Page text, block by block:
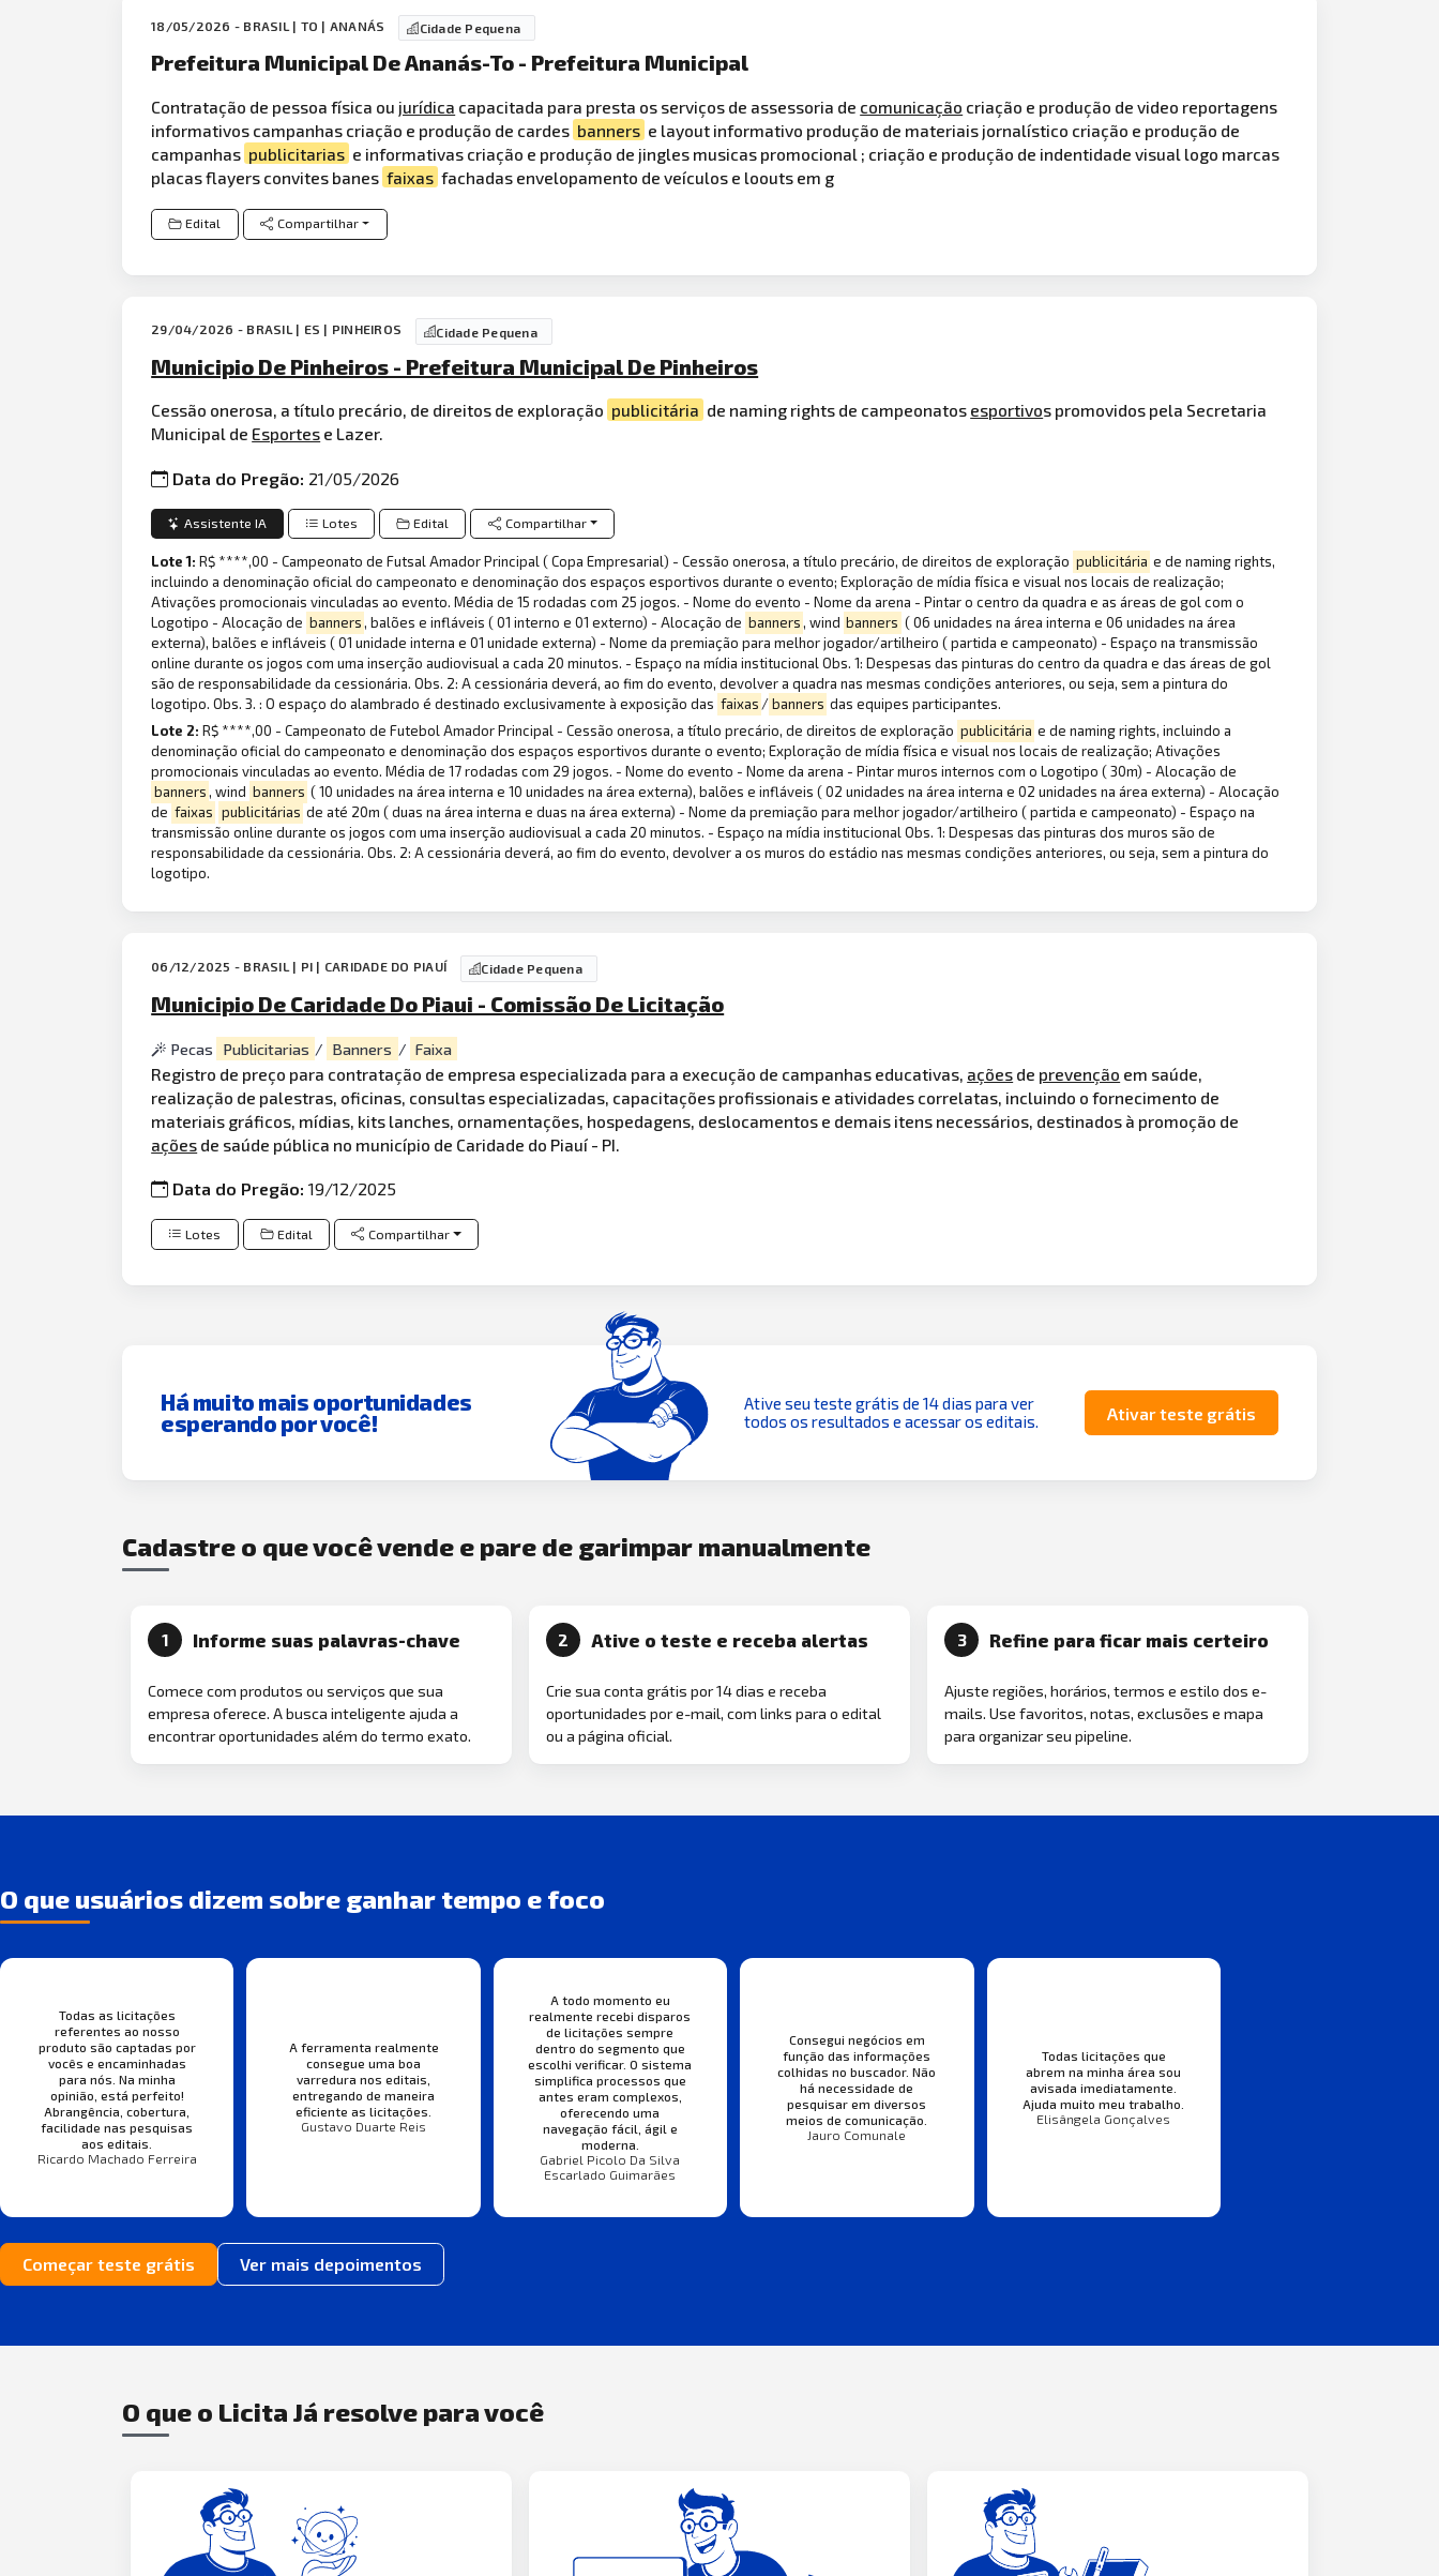
18/05/2026 - BRASIL | TO | ANANÁS Cidade Pequena
Prefeitura Municipal De Ananás-To - Prefeitura Municipal
Contratação de pessoa física ou jurídica capacitada para presta os serviços de assessoria de comunicação criação e produção de video reportagens
informativos campanhas criação e produção de cardes banners e layout informativo produção de materiais jornalístico criação e produção de
campanhas publicitarias e informativas criação e produção de jingles musicas promocional ; criação e produção de indentidade visual logo marcas
placas flayers convites banes faixas fachadas envelopamento de veículos e loouts em g
Edital Compartilhar
29/04/2026 - BRASIL | ES | PINHEIROS Cidade Pequena
Municipio De Pinheiros - Prefeitura Municipal De Pinheiros
Cessão onerosa, a título precário, de direitos de exploração publicitária de naming rights de campeonatos esportivos promovidos pela Secretaria
Municipal de Esportes e Lazer.
Data do Pregão: 21/05/2026
Assistente IA Lotes Edital Compartilhar
Lote 1:R$ ****,00 - Campeonato de Futsal Amador Principal ( Copa Empresarial) - Cessão onerosa, a título precário, de direitos de exploração publicitária e de naming rights,
incluindo a denominação oficial do campeonato e denominação dos espaços esportivos durante o evento; Exploração de mídia física e visual nos locais de realização;
Ativações promocionais vinculadas ao evento. Média de 15 rodadas com 25 jogos. - Nome do evento - Nome da arena - Pintar o centro da quadra e as áreas de gol com o
Logotipo - Alocação de banners, balões e infláveis ( 01 interno e 01 externo) - Alocação de banners, wind banners ( 06 unidades na área interna e 06 unidades na área
externa), balões e infláveis ( 01 unidade interna e 01 unidade externa) - Nome da premiação para melhor jogador/artilheiro ( partida e campeonato) - Espaço na transmissão
online durante os jogos com uma inserção audiovisual a cada 20 minutos. - Espaço na mídia institucional Obs. 1: Despesas das pinturas do centro da quadra e das áreas de gol
são de responsabilidade da cessionária. Obs. 2: A cessionária deverá, ao fim do evento, devolver a quadra nas mesmas condições anteriores, ou seja, sem a pintura do
logotipo. Obs. 3. : O espaço do alambrado é destinado exclusivamente à exposição das faixas/banners das equipes participantes.
Lote 2:R$ ****,00 - Campeonato de Futebol Amador Principal - Cessão onerosa, a título precário, de direitos de exploração publicitária e de naming rights, incluindo a
denominação oficial do campeonato e denominação dos espaços esportivos durante o evento; Exploração de mídia física e visual nos locais de realização; Ativações
promocionais vinculadas ao evento. Média de 17 rodadas com 29 jogos. - Nome do evento - Nome da arena - Pintar muros internos com o Logotipo ( 30m) - Alocação de
banners, wind banners ( 10 unidades na área interna e 10 unidades na área externa), balões e infláveis ( 02 unidades na área interna e 02 unidades na área externa) - Alocação
de faixas publicitárias de até 20m ( duas na área interna e duas na área externa) - Nome da premiação para melhor jogador/artilheiro ( partida e campeonato) - Espaço na
transmissão online durante os jogos com uma inserção audiovisual a cada 20 minutos. - Espaço na mídia institucional Obs. 1: Despesas das pinturas dos muros são de
responsabilidade da cessionária. Obs. 2: A cessionária deverá, ao fim do evento, devolver a os muros do estádio nas mesmas condições anteriores, ou seja, sem a pintura do
logotipo.
06/12/2025 - BRASIL | PI | CARIDADE DO PIAUÍ Cidade Pequena
Municipio De Caridade Do Piaui - Comissão De Licitação
Pecas Publicitarias / Banners / Faixa
Registro de preço para contratação de empresa especializada para a execução de campanhas educativas, ações de prevenção em saúde,
realização de palestras, oficinas, consultas especializadas, capacitações profissionais e atividades correlatas, incluindo o fornecimento de
materiais gráficos, mídias, kits lanches, ornamentações, hospedagens, deslocamentos e demais itens necessários, destinados à promoção de
ações de saúde pública no município de Caridade do Piauí - PI.
Data do Pregão:19/12/2025
Lotes Edital Compartilhar
Há muito mais oportunidades
esperando por você!
Ative seu teste grátis de 14 dias para ver
todos os resultados e acessar os editais.
Ativar teste grátis
Cadastre o que você vende e pare de garimpar manualmente
1 Informe suas palavras-chave
Comece com produtos ou serviços que sua
empresa oferece. A busca inteligente ajuda a
encontrar oportunidades além do termo exato.
2 Ative o teste e receba alertas
Crie sua conta grátis por 14 dias e receba
oportunidades por e-mail, com links para o edital
ou a página oficial.
3 Refine para ficar mais certeiro
Ajuste regiões, horários, termos e estilo dos e-
mails. Use favoritos, notas, exclusões e mapa
para organizar seu pipeline.
O que usuários dizem sobre ganhar tempo e foco
Todas as licitações
referentes ao nosso
produto são captadas por
vocês e encaminhadas
para nós. Na minha
opinião, está perfeito!
Abrangência, cobertura,
facilidade nas pesquisas
aos editais.
Ricardo Machado Ferreira
A ferramenta realmente
consegue uma boa
varredura nos editais,
entregando de maneira
eficiente as licitações.
Gustavo Duarte Reis
A todo momento eu
realmente recebi disparos
de licitações sempre
dentro do segmento que
escolhi verificar. O sistema
simplifica processos que
antes eram complexos,
oferecendo uma
navegação fácil, ágil e
moderna.
Gabriel Picolo Da Silva
Escarlado Guimarães
Consegui negócios em
função das informações
colhidas no buscador. Não
há necessidade de
pesquisar em diversos
meios de comunicação.
Jauro Comunale
Todas licitações que
abrem na minha área sou
avisada imediatamente.
Ajuda muito meu trabalho.
Elisângela Gonçalves
Começar teste grátis Ver mais depoimentos
O que o Licita Já resolve para você